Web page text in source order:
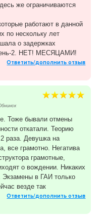
же ограничиваются
работают в данной
по нескольку лет
о задержках
2. НЕТ! МЕСЯЦАМИ!
Ответить/дополнить отзыв
Тоже бывали отмены
откатали. Теорию
раза. Девушка на
все грамотно. Негатива
грамотные,
о вождении. Никаких
Экзамены в ГАИ только
везде так
Ответить/дополнить отзыв